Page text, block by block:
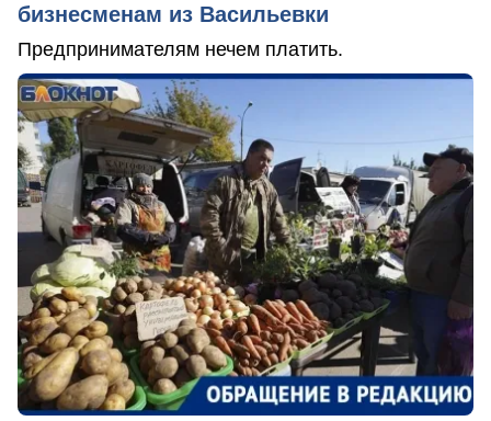
бизнесменам из Васильевки
Предпринимателям нечем платить.